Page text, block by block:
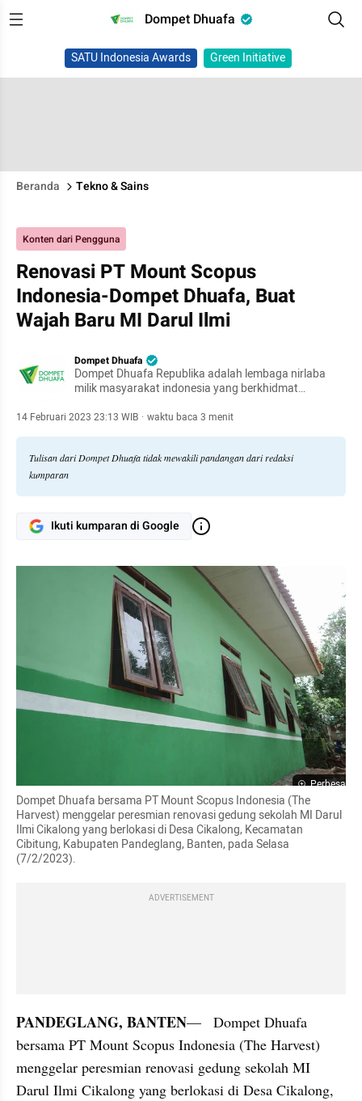
Dompet Dhuafa
SATU Indonesia Awards Green Initiative
Beranda Tekno & Sains
Konten dari Pengguna
Renovasi PT Mount Scopus
Indonesia-Dompet Dhuafa, Buat
Wajah Baru MI Darul Ilmi
Dompet Dhuafa
Dompet Dhuafa Republika adalah lembaga nirlaba
milik masyarakat indonesia yang berkhidmat
14 Februari 2023 23:13 WIB · waktu baca 3 menit
Tulisan dari Dompet Dhuafa tidak mewakili pandangan dari redaksi
kumparan
Ikuti kumparan di Google
Perbesar
Dompet Dhuafa bersama PT Mount Scopus Indonesia (The
Harvest) menggelar peresmian renovasi gedung sekolah MI Darul
Ilmi Cikalong yang berlokasi di Desa Cikalong, Kecamatan
Cibitung, Kabupaten Pandeglang, Banten, pada Selasa
(7/2/2023).
ADVERTISEMENT
PANDEGLANG, BANTEN—   Dompet Dhuafa
bersama PT Mount Scopus Indonesia (The Harvest)
menggelar peresmian renovasi gedung sekolah MI
Darul Ilmi Cikalong yang berlokasi di Desa Cikalong,